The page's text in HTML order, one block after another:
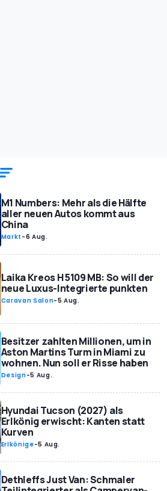
M1 Numbers: Mehr als die Hälfte
aller neuen Autos kommt aus
China
Markt -6 Aug.
Laika Kreos H 5109 MB: So will der
neue Luxus-Integrierte punkten
Caravan Salon-5 Aug.
Besitzer zahlten Millionen, um in
Aston Martins Turm in Miami zu
wohnen. Nun soll er Risse haben
Design-5 Aug.
Hyundai Tucson (2027) als
Erlkönig erwischt: Kanten statt
Kurven
Erlkönige-5 Aug.
Dethleffs Just Van: Schmaler